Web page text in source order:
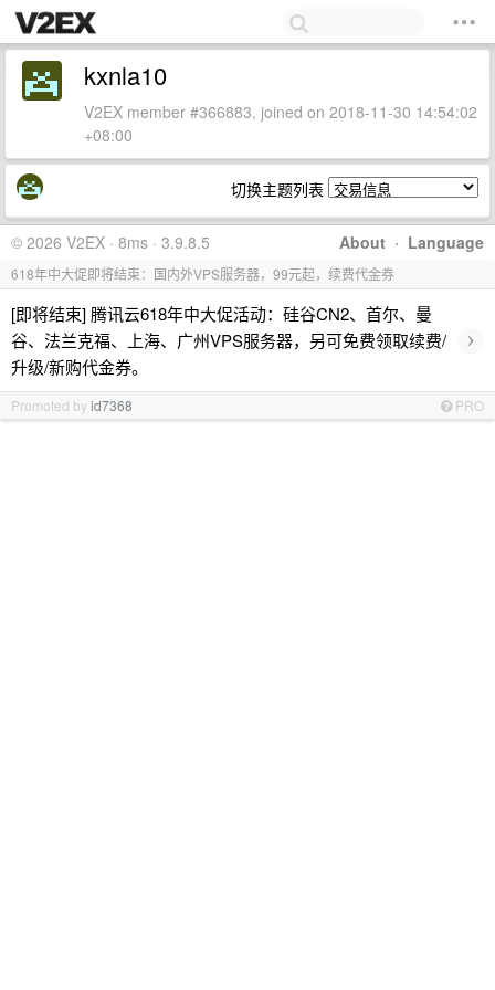
kxnla10
V2EX member #366883, joined on 2018-11-30 14:54:02
+08:00
切换主题列表
About · Language
© 2026 V2EX · 8ms · 3.9.8.5
618年中大促即将结束：国内外VPS服务器，99元起，续费代金券
[即将结束] 腾讯云618年中大促活动：硅谷CN2、首尔、曼
谷、法兰克福、上海、广州VPS服务器，另可免费领取续费/
升级/新购代金券。
›
Promoted byid7368 PRO